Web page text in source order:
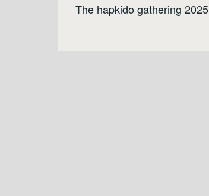
The hapkido gathering 2025